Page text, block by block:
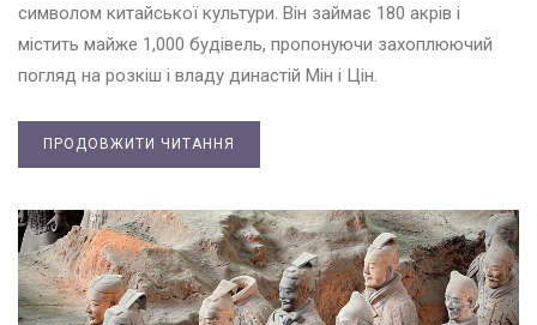
символом китайської культури. Він займає 180 акрів і
містить майже 1,000 будівель, пропонуючи захоплюючий
погляд на розкіш і владу династій Мін і Цін.
ПРОДОВЖИТИ ЧИТАННЯ